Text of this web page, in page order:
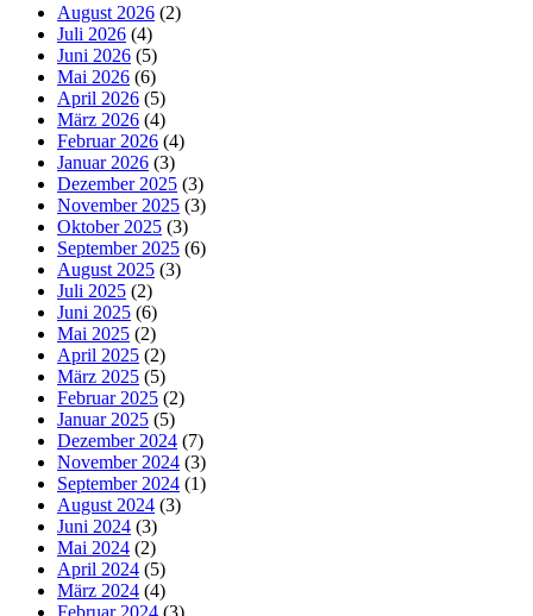
August 2026 (2)
Juli 2026 (4)
Juni 2026 (5)
Mai 2026 (6)
April 2026 (5)
März 2026 (4)
Februar 2026 (4)
Januar 2026 (3)
Dezember 2025 (3)
November 2025 (3)
Oktober 2025 (3)
September 2025 (6)
August 2025 (3)
Juli 2025 (2)
Juni 2025 (6)
Mai 2025 (2)
April 2025 (2)
März 2025 (5)
Februar 2025 (2)
Januar 2025 (5)
Dezember 2024 (7)
November 2024 (3)
September 2024 (1)
August 2024 (3)
Juni 2024 (3)
Mai 2024 (2)
April 2024 (5)
März 2024 (4)
Februar 2024 (3)